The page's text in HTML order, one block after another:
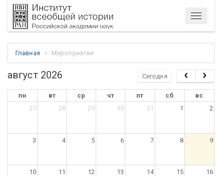
Меню
Главная Мероприятия
август 2026 Сегодня
пн вт ср чт пт сб
вс
27
28 29 30 31 1 2
3 4 5 6 7 8 9
10 11 12 13 14 15 16